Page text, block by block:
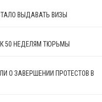
ВЫДАВАТЬ ВИЗЫ
50 НЕДЕЛЯМ ТЮРЬМЫ
О ЗАВЕРШЕНИИ ПРОТЕСТОВ В